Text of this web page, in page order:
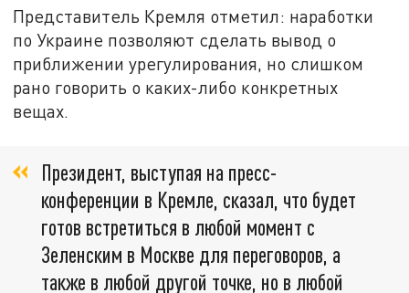
Представитель Кремля отметил: наработки
по Украине позволяют сделать вывод о
приближении урегулирования, но слишком
рано говорить о каких-либо конкретных
вещах.
Президент, выступая на пресс-
конференции в Кремле, сказал, что будет
готов встретиться в любой момент с
Зеленским в Москве для переговоров, а
также в любой другой точке, но в любой